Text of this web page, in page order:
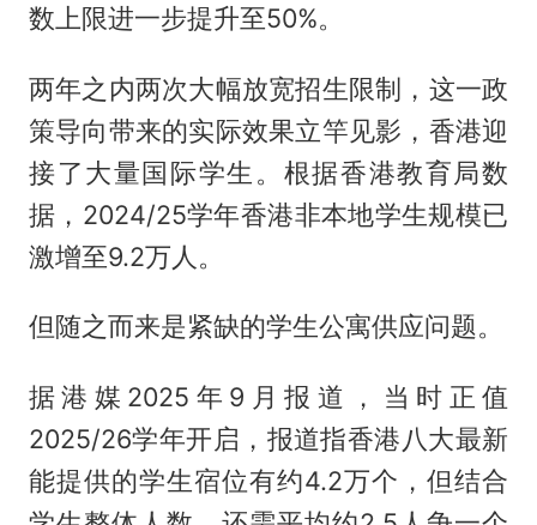
数上限进一步提升至50%。
两年之内两次大幅放宽招生限制，这一政
策导向带来的实际效果立竿见影，香港迎
接了大量国际学生。根据香港教育局数
据，2024/25学年香港非本地学生规模已
激增至9.2万人。
但随之而来是紧缺的学生公寓供应问题。
据港媒2025年9月报道，当时正值
2025/26学年开启，报道指香港八大最新
能提供的学生宿位有约4.2万个，但结合